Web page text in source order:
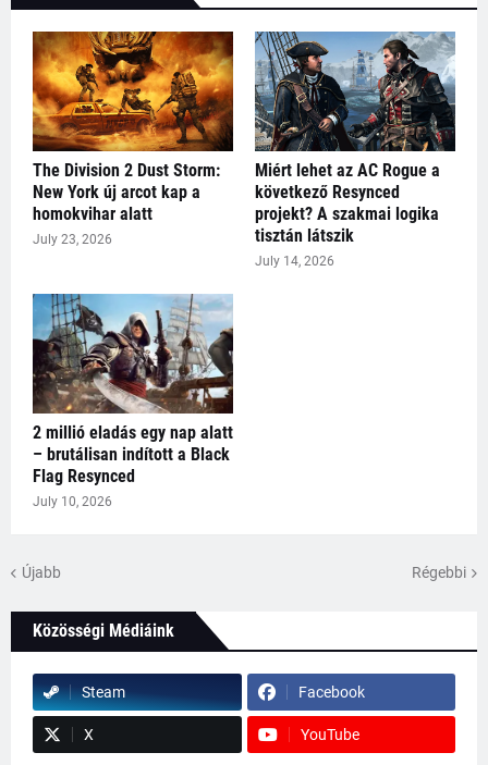
The Division 2 Dust Storm:
New York új arcot kap a
homokvihar alatt
July 23, 2026
Miért lehet az AC Rogue a
következő Resynced
projekt? A szakmai logika
tisztán látszik
July 14, 2026
2 millió eladás egy nap alatt
– brutálisan indított a Black
Flag Resynced
July 10, 2026
Újabb Régebbi
Közösségi Médiáink
Steam Facebook
X YouTube